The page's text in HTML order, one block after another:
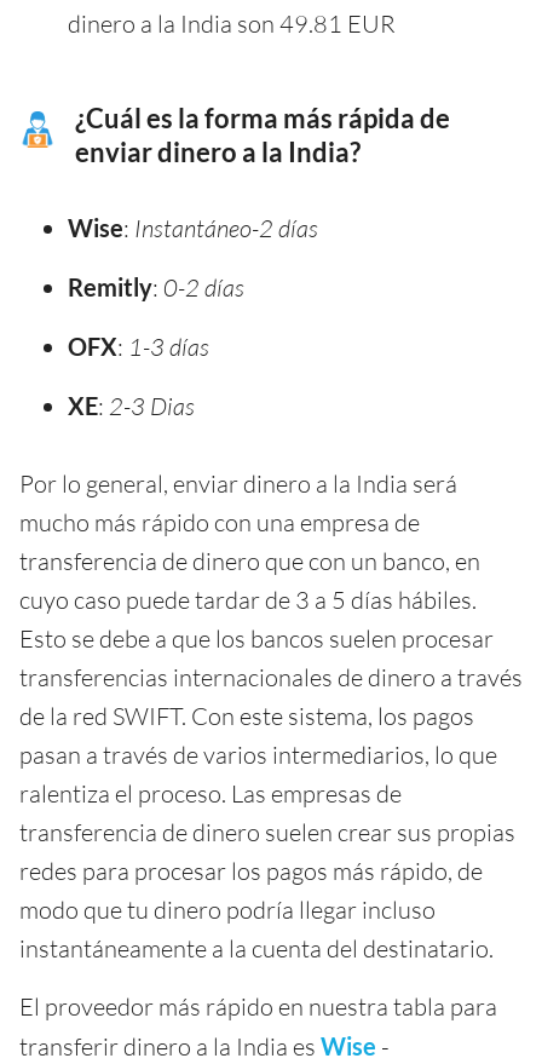
dinero a la India son 49.81 EUR
¿Cuál es la forma más rápida de
enviar dinero a la India?
Wise: Instantáneo-2 días
Remitly: 0-2 días
OFX: 1-3 días
XE: 2-3 Dias
Por lo general, enviar dinero a la India será
mucho más rápido con una empresa de
transferencia de dinero que con un banco, en
cuyo caso puede tardar de 3 a 5 días hábiles.
Esto se debe a que los bancos suelen procesar
transferencias internacionales de dinero a través
de la red SWIFT. Con este sistema, los pagos
pasan a través de varios intermediarios, lo que
ralentiza el proceso. Las empresas de
transferencia de dinero suelen crear sus propias
redes para procesar los pagos más rápido, de
modo que tu dinero podría llegar incluso
instantáneamente a la cuenta del destinatario.
El proveedor más rápido en nuestra tabla para
transferir dinero a la India es Wise -